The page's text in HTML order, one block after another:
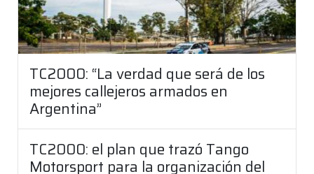
TC2000: “La verdad que será de los
mejores callejeros armados en
Argentina”
TC2000: el plan que trazó Tango
Motorsport para la organización del